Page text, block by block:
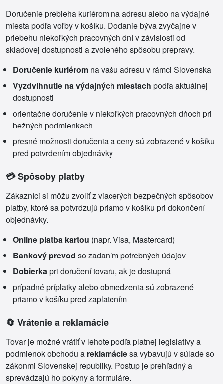
Doručenie prebieha kuriérom na adresu alebo na výdajné
miesta podľa voľby v košíku. Dodanie býva zvyčajne v
priebehu niekoľkých pracovných dní v závislosti od
skladovej dostupnosti a zvoleného spôsobu prepravy.
Doručenie kuriérom na vašu adresu v rámci Slovenska
Vyzdvihnutie na výdajných miestach podľa aktuálnej
dostupnosti
orientačne doručenie v niekoľkých pracovných dňoch pri
bežných podmienkach
presné možnosti doručenia a ceny sú zobrazené v košíku
pred potvrdením objednávky
💳 Spôsoby platby
Zákazníci si môžu zvoliť z viacerých bezpečných spôsobov
platby, ktoré sa potvrdzujú priamo v košíku pri dokončení
objednávky.
Online platba kartou (napr. Visa, Mastercard)
Bankový prevod so zadaním potrebných údajov
Dobierkapri doručení tovaru, ak je dostupná
prípadné príplatky alebo obmedzenia sú zobrazené
priamo v košíku pred zaplatením
🔄 Vrátenie a reklamácie
Tovar je možné vrátiť v lehote podľa platnej legislatívy a
podmienok obchodu a reklamáciesa vybavujú v súlade so
zákonmi Slovenskej republiky. Postup je prehľadný a
sprevádzajú ho pokyny a formuláre.